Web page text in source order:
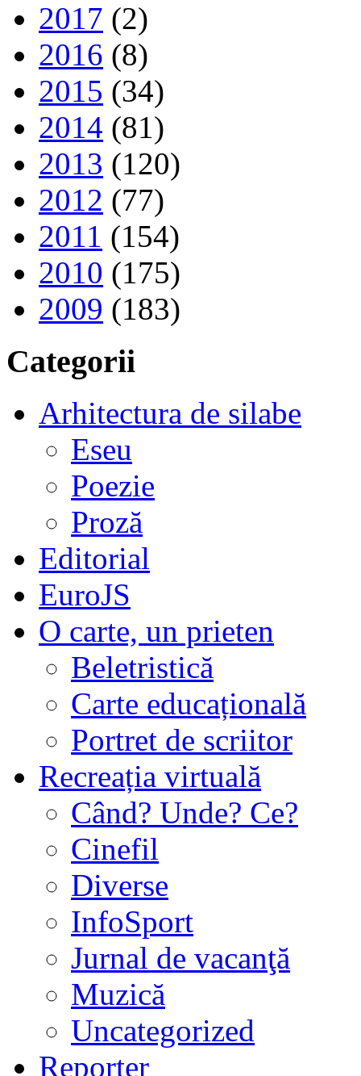
2017 (2)
2016 (8)
2015 (34)
2014 (81)
2013 (120)
2012 (77)
2011 (154)
2010 (175)
2009 (183)
Categorii
Arhitectura de silabe
Eseu
Poezie
Proză
Editorial
EuroJS
O carte, un prieten
Beletristică
Carte educațională
Portret de scriitor
Recreația virtuală
Când? Unde? Ce?
Cinefil
Diverse
InfoSport
Jurnal de vacanţă
Muzică
Uncategorized
Reporter